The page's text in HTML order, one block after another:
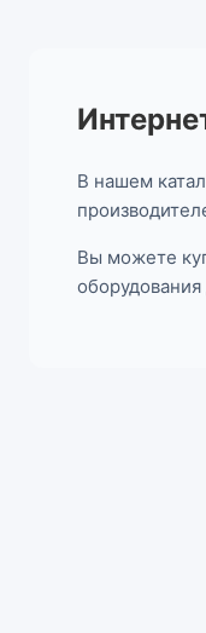
В нашем
Вы можете
оборудования